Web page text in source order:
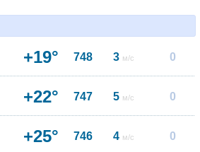
+19° 748 3 м/с 0
+22° 747 5 м/с 0
+25° 746 4 м/с 0